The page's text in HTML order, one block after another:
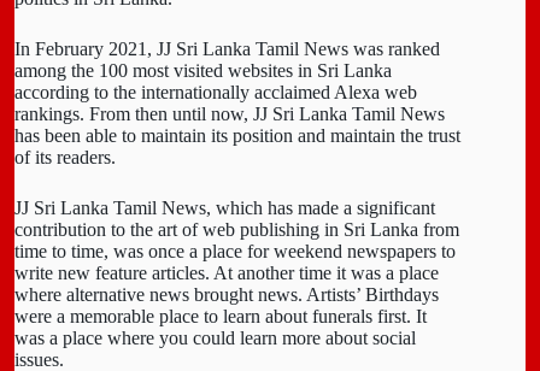
In February 2021, JJ Sri Lanka Tamil News was ranked
among the 100 most visited websites in Sri Lanka
according to the internationally acclaimed Alexa web
rankings. From then until now, JJ Sri Lanka Tamil News
has been able to maintain its position and maintain the trust
of its readers.
JJ Sri Lanka Tamil News, which has made a significant
contribution to the art of web publishing in Sri Lanka from
time to time, was once a place for weekend newspapers to
write new feature articles. At another time it was a place
where alternative news brought news. Artists’ Birthdays
were a memorable place to learn about funerals first. It
was a place where you could learn more about social
issues.